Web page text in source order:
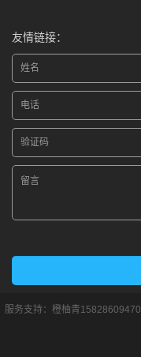
友情链接：
服务支持： 橙柚青15828609470